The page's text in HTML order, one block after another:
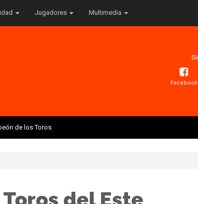
Jugadores Multimedia
Facebook
de los Toros